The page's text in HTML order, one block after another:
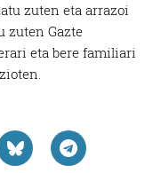
zuten eta arrazoi
zuten Gazte
eta bere familiari